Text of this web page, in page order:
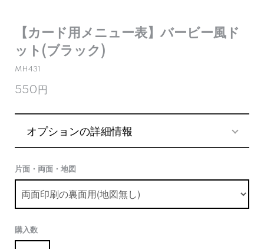
【カード用メニュー表】バービー風ド
ット(ブラック)
MH431
550円
オプションの詳細情報
片面・両面・地図
購入数